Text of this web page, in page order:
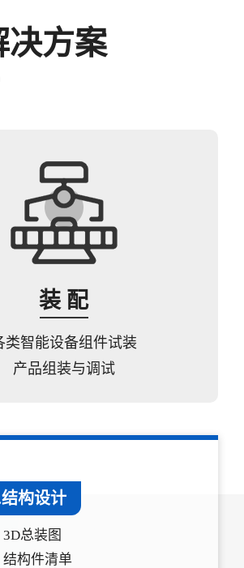
决方案
装 配
类智能设备组件试装
产品组装与调试
构设计
3D总装图
结构件清单